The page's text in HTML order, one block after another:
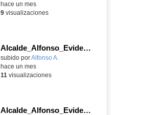
hace un mes
9visualizaciones
Alcalde_Alfonso_EvidenciaArea_2
Contenido educativo.
subido porAlfonso A.
hace un mes
11 visualizaciones
Alcalde_Alfonso_EvidenciaArea_1